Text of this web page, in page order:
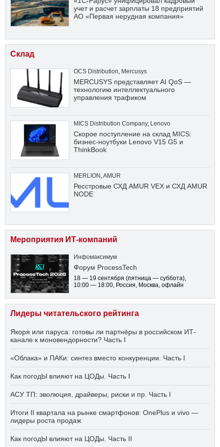
учет и расчет зарплаты 18 предприятий
АО «Первая нерудная компания»
Склад
OCS Distribution Mercusys
MERCUSYS представляет AI QoS —
технологию интеллектуального
управления трафиком
MICS Distribution Company, Lenovo
Скорое поступление на склад MICS:
бизнес-ноутбуки Lenovo V15 G5 и
ThinkBook
MERLION AMUR
Ресстровые СХД AMUR VEX и СХД AMUR
NODE
Мероприятия ИТ-компаний
Инфомаксимум
Форум ProcessTech
18 — 19 сентября (пятница — суббота)
10:00 — 18:00 , Россия, Москва, офлайн
Лидеры читательского рейтинга
Якоря или паруса: готовы ли партнёры в российском ИТ-
канале к моновендорности? Часть I
«Облака» и ПАКи: синтез вместо конкуренции. Часть I
Как погодЫ влияют на ЦОДы. Часть I
АСУ ТП: эволюция, драйверы, риски и пр. Часть I
Итоги II квартала на рынке смартфонов: OnePlus и vivo —
лидеры роста продаж
Как погодЫ влияют на ЦОДы. Часть II